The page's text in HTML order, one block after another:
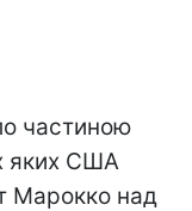
частиною
яких США
Марокко над